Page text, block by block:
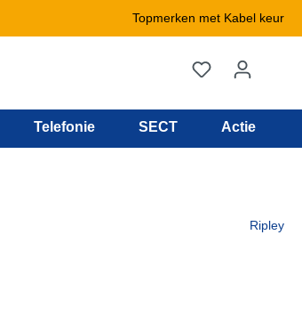
Topmerken met Kabel keur
Telefonie SECT Actie
Ripley